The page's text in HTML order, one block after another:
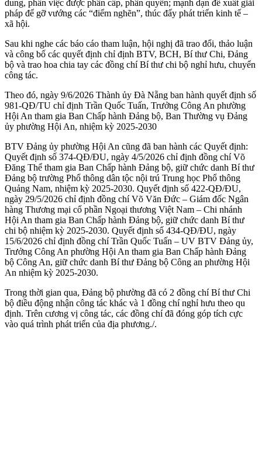
dung, phần việc được phân cấp, phân quyền; mạnh dạn đề xuất giải
pháp để gỡ vướng các “điểm nghẽn”, thúc đẩy phát triển kinh tế –
xã hội.
Sau khi nghe các báo cáo tham luận, hội nghị đã trao đổi, thảo luận
và công bố các quyết định chỉ định BTV, BCH, Bí thư Chi, Đảng
bộ và trao hoa chia tay các đồng chí Bí thư chi bộ nghỉ hưu, chuyển
công tác.
Theo đó, ngày 9/6/2026 Thành ủy Đà Nẵng ban hành quyết định số
981-QĐ/TU chỉ định Trần Quốc Tuấn, Trưởng Công An phường
Hội An tham gia Ban Chấp hành Đảng bộ, Ban Thường vụ Đảng
ủy phường Hội An, nhiệm kỳ 2025-2030
BTV Đảng ủy phường Hội An cũng đã ban hành các Quyết định:
Quyết định số 374-QĐ/ĐU, ngày 4/5/2026 chỉ định đồng chí Võ
Đăng Thể tham gia Ban Chấp hành Đảng bộ, giữ chức danh Bí thư
Đảng bộ trường Phổ thông dân tộc nội trú Trung học Phổ thông
Quảng Nam, nhiệm kỳ 2025-2030. Quyết định số 422-QĐ/ĐU,
ngày 29/5/2026 chỉ định đồng chí Võ Văn Đức – Giám đốc Ngân
hàng Thương mại cổ phần Ngoại thương Việt Nam – Chi nhánh
Hội An tham gia Ban Chấp hành Đảng bộ, giữ chức danh Bí thư
chi bộ nhiệm kỳ 2025-2030. Quyết định số 434-QĐ/ĐU, ngày
15/6/2026 chỉ định đồng chí Trần Quốc Tuấn – UV BTV Đảng ủy,
Trưởng Công An phường Hội An tham gia Ban Chấp hành Đảng
bộ Công An, giữ chức danh Bí thư Đảng bộ Công an phường Hội
An nhiệm kỳ 2025-2030.
Trong thời gian qua, Đảng bộ phường đã có 2 đồng chí Bí thư Chi
bộ điều động nhận công tác khác và 1 đồng chí nghỉ hưu theo qu
định. Trên cương vị công tác, các đồng chí đã đóng góp tích cực
vào quá trình phát triển của địa phương./.